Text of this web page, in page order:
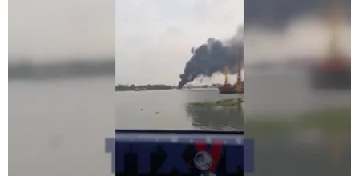
B.Grimm bắt đầu vận hành các nhà máy
điện Mặt Trời ở Việt Nam
Công ty năng lượng B.Grimm Power, một nhánh đầu tư